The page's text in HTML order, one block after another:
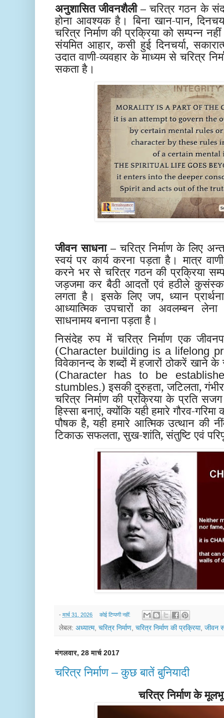
अनुशासित जीवनशैली –चरित्र गठन के
होना आवश्यक है। बिना खान-पान,
चरित्र निर्माण की प्रक्रिया को सम्पन्न
संयमित आहार, कसी हुई दिनचर्या,
उदात वाणी-व्यवहार के माध्यम से चरित्र
सकता है।
जीवन साधना –चरित्र निर्माण के लिए
स्वयं पर कार्य करना पड़ता है। मात्र
करने भर से चरित्र गठन की प्रक्रिया
जड़जमा कर बैठी आदतों एवं हठीले
लगता है। इसके लिए जप, ध्यान
आध्यात्मिक उपचारों का अवलम्बन
साधनामय बनाना पड़ता है।
निसंदेह रुप में चरित्र निर्माण एक
(Character building is a lifelong
विवेकानन्द के शब्दों में हजारों ठोकरें खाने
(Character has to be
stumbles.) इसकी दुरुहता, जटिलता,
चरित्र निर्माण की प्रक्रिया के प्रति
हिस्सा बनाएं, क्योंकि यही हमारे गौरव-
पौषक है, यही हमारे आत्मिक उत्थान की
टिकाऊ सफलता, सुख-शांति, संतुष्टि एवं
- मार्च 31, 2026 कोई टिप्पणी नहीं:
लेबल: अध्यात्म, चरित्र निर्माण, चरित्र निर्माण की प्रक्रिया, जीवन
मंगलवार, 28 मार्च 2017
चरित्र निर्माण – कुछ बातें बुनियादी
चरित्र निर्माण के